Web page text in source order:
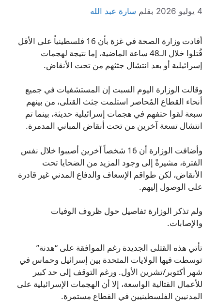
4 يوليو 2026 بقلم سارة عبد الله
أفادت وزارة الصحة في غزة بأن 16 فلسطينياً على الأقل
قُتلوا خلال الـ48 ساعة الماضية، إما نتيجة لهجمات
إسرائيلية أو بعد انتشال جثثهم من تحت الأنقاض.
وقالت الوزارة اليوم السبت إن المستشفيات في جميع
أنحاء القطاع المُحاصر استلمت جثث القتلى، من بينهم
سبعة لقوا حتفهم في هجمات إسرائيلية حديثة، بينما تم
انتشال تسعة آخرين من تحت أنقاض المباني المدمرة.
وأضافت الوزارة أن 16 شخصاً آخرين أصيبوا خلال نفس
الفترة، مشيرةً إلى وجود المزيد من الضحايا تحت
الأنقاض، لكن طواقم الإسعاف والدفاع المدني غير قادرة
على الوصول إليهم.
ولم تذكر الوزارة تفاصيل حول ظروف الوفيات
والإصابات.
تأتي هذه القتلى الجديدة رغم الموافقة على “هدنة”
توسطت فيها الولايات المتحدة بين إسرائيل وحماس في
شهر أكتوبر/تشرين الأول. ورغم التوقف إلى حد كبير
للأعمال القتالية الواسعة، إلا أن الهجمات الإسرائيلية على
المدنيين الفلسطينيين في القطاع مستمرة.